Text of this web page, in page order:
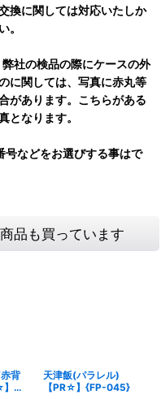
換に関しては対応いたしか
。
社の検品の際にケースの外
に関しては、写真に赤丸等
があります。こちらがある
となります。
号などをお選びする事はで
品も買っています
背
天津飯(パラレル)
【PR☆】{FP-045}